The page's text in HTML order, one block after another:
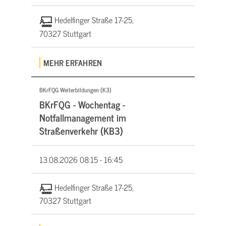
Hedelfinger Straße 17-25,
70327 Stuttgart
MEHR ERFAHREN
BKrFQG Weiterbildungen (K3)
BKrFQG - Wochentag -
Notfallmanagement im
Straßenverkehr (KB3)
13.08.202608:15 - 16:45
Hedelfinger Straße 17-25,
70327 Stuttgart